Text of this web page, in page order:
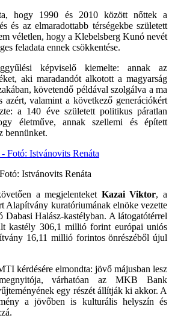
hogy 1990 és 2010 között nőttek a
és az elmaradottabb térségekbe született
véletlen, hogy a Klebelsberg Kunó nevét
feladata ennek csökkentése.
képviselő kiemelte: annak az
aki maradandót alkotott a magyarság
követendő példával szolgálva a ma
azért, valamint a következő generációkért
a 140 éve született politikus páratlan
életműve, annak szellemi és épített
bennünket.
Istvánovits Renáta
a megjelenteket Kazai Viktor, a
Alapítvány kuratóriumának elnöke vezette
Dabasi Halász-kastélyban. A látogatótérrel
kastély 306,1 millió forint európai uniós
16,11 millió forintos önrészéből újul
kérdésére elmondta: jövő májusban lesz
várhatóan az MKB Bank
egy részét állítják ki akkor. A
a jövőben is kulturális helyszín és